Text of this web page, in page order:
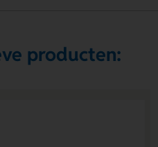
producten: